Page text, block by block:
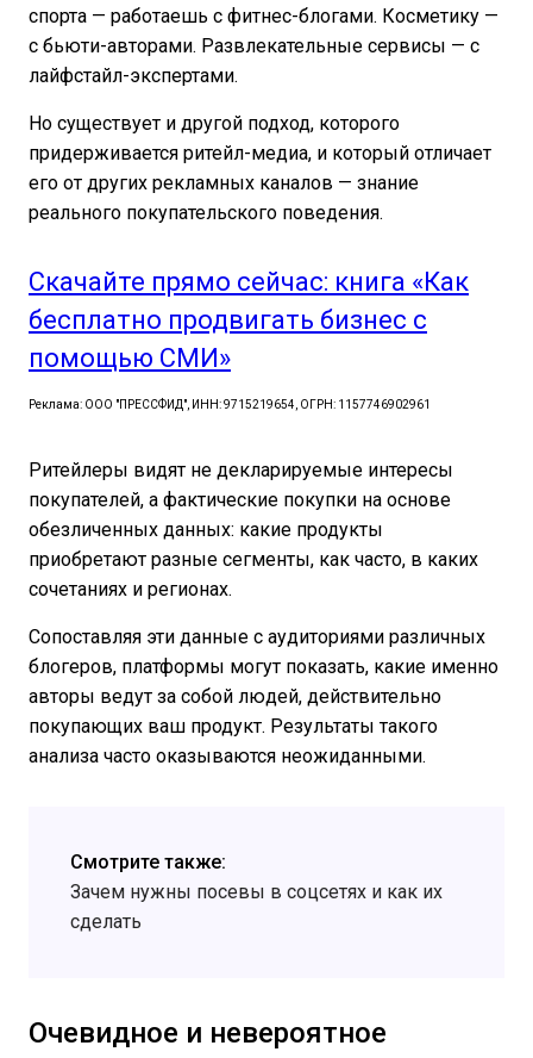
спорта — работаешь с фитнес-блогами. Косметику —
с бьюти-авторами. Развлекательные сервисы — с
лайфстайл-экспертами.
Но существует и другой подход, которого
придерживается ритейл-медиа, и который отличает
его от других рекламных каналов — знание
реального покупательского поведения.
Скачайте прямо сейчас: книга «Как
бесплатно продвигать бизнес с
помощью СМИ»
Реклама: ООО "ПРЕССФИД", ИНН: 9715219654, ОГРН: 1157746902961
Ритейлеры видят не декларируемые интересы
покупателей, а фактические покупки на основе
обезличенных данных: какие продукты
приобретают разные сегменты, как часто, в каких
сочетаниях и регионах.
Сопоставляя эти данные с аудиториями различных
блогеров, платформы могут показать, какие именно
авторы ведут за собой людей, действительно
покупающих ваш продукт. Результаты такого
анализа часто оказываются неожиданными.
Смотрите также:
Зачем нужны посевы в соцсетях и как их
сделать
Очевидное и невероятное